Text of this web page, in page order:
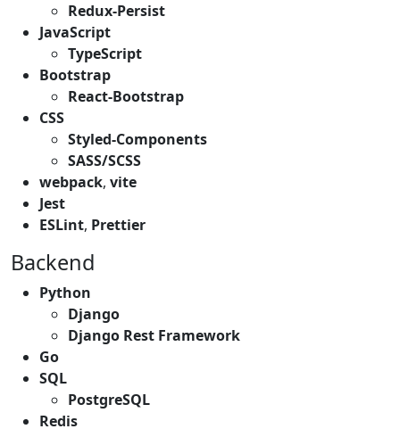
Redux-Persist
JavaScript
TypeScript
Bootstrap
React-Bootstrap
CSS
Styled-Components
SASS/SCSS
webpack, vite
Jest
ESLint, Prettier
Backend
Python
Django
Django Rest Framework
Go
SQL
PostgreSQL
Redis